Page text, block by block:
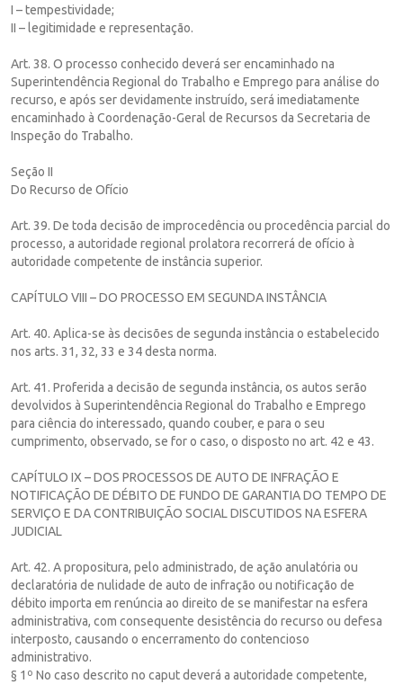
I – tempestividade;
II – legitimidade e representação.
Art. 38. O processo conhecido deverá ser encaminhado na
Superintendência Regional do Trabalho e Emprego para análise do
recurso, e após ser devidamente instruído, será imediatamente
encaminhado à Coordenação-Geral de Recursos da Secretaria de
Inspeção do Trabalho.
Seção II
Do Recurso de Ofício
Art. 39. De toda decisão de improcedência ou procedência parcial do
processo, a autoridade regional prolatora recorrerá de ofício à
autoridade competente de instância superior.
CAPÍTULO VIII – DO PROCESSO EM SEGUNDA INSTÂNCIA
Art. 40. Aplica-se às decisões de segunda instância o estabelecido
nos arts. 31, 32, 33 e 34 desta norma.
Art. 41. Proferida a decisão de segunda instância, os autos serão
devolvidos à Superintendência Regional do Trabalho e Emprego
para ciência do interessado, quando couber, e para o seu
cumprimento, observado, se for o caso, o disposto no art. 42 e 43.
CAPÍTULO IX – DOS PROCESSOS DE AUTO DE INFRAÇÃO E
NOTIFICAÇÃO DE DÉBITO DE FUNDO DE GARANTIA DO TEMPO DE
SERVIÇO E DA CONTRIBUIÇÃO SOCIAL DISCUTIDOS NA ESFERA
JUDICIAL
Art. 42. A propositura, pelo administrado, de ação anulatória ou
declaratória de nulidade de auto de infração ou notificação de
débito importa em renúncia ao direito de se manifestar na esfera
administrativa, com consequente desistência do recurso ou defesa
interposto, causando o encerramento do contencioso
administrativo.
§ 1º No caso descrito no caput deverá a autoridade competente,